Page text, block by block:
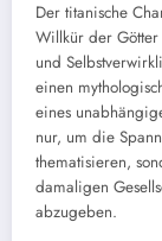
Der titanische
Willkür der
und
einen
eines
nur, um die
thematisieren,
damaligen
abzugeben.